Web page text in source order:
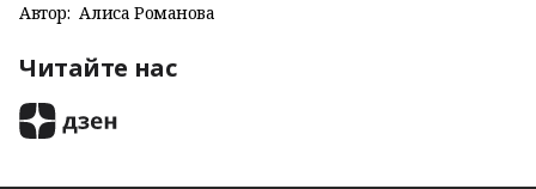
Автор: Алиса Романова
Читайте нас